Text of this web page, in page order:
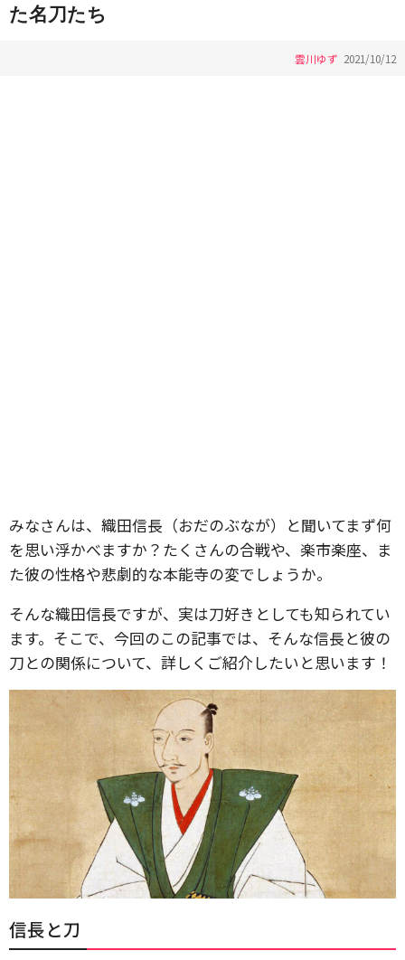
た名刀たち
雲川ゆず 2021/10/12
みなさんは、織田信長（おだのぶなが）と聞いてまず何
を思い浮かべますか？たくさんの合戦や、楽市楽座、ま
た彼の性格や悲劇的な本能寺の変でしょうか。
そんな織田信長ですが、実は刀好きとしても知られてい
ます。そこで、今回のこの記事では、そんな信長と彼の
刀との関係について、詳しくご紹介したいと思います！
信長と刀